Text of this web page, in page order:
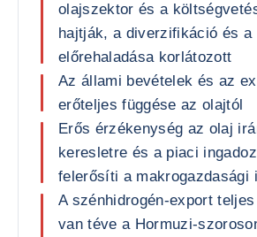
olajszektor és a
hajtják, a diverzifikáció és a
előrehaladása korlátozott
Az állami bevételek és az
erőteljes függése az olajtól
Erős érzékenység az olaj
keresletre és a piaci
felerősíti a makrogazdasági
A szénhidrogén-export
van téve a Hormuzi-